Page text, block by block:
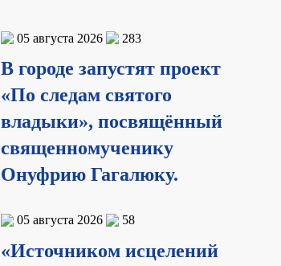
05 августа 2026 283
В городе запустят проект
«По следам святого
владыки», посвящённый
священномученику
Онуфрию Гагалюку.
05 августа 2026 58
«Источником исцелений